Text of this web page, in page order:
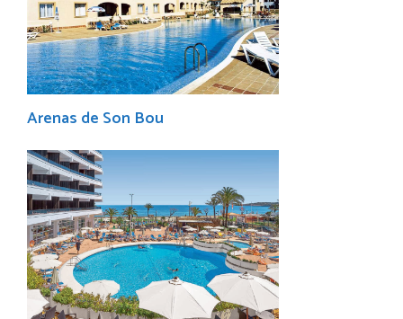
Arenas de Son Bou